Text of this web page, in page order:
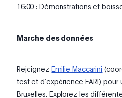
16:00 : Démonstrations et
Marche des données
RejoignezEmilie Maccarini
test et d’expérience FARI)
Bruxelles. Explorez les